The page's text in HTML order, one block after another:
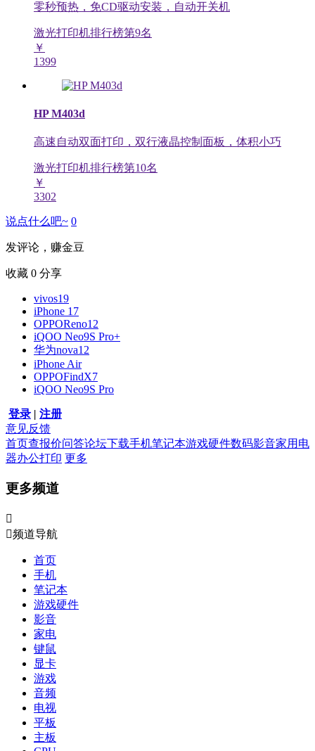
零秒预热，免CD驱动安装，自动开关机
激光打印机排行榜第9名
￥
1399
HP M403d
高速自动双面打印，双行液晶控制面板，体积小巧
激光打印机排行榜第10名
￥
3302
说点什么吧~ 0
发评论，赚金豆
收藏 0 分享
vivos19
iPhone 17
OPPOReno12
iQOO Neo9S Pro+
华为nova12
iPhone Air
OPPOFindX7
iQOO Neo9S Pro
登录 | 注册
意见反馈
首页查报价问答论坛下载手机笔记本游戏硬件数码影音家用电
器办公打印 更多
更多频道

频道导航
首页
手机
笔记本
游戏硬件
影音
家电
键鼠
显卡
游戏
音频
电视
平板
主板